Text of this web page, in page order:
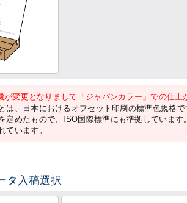
変更となりまして「ジャパンカラー」での仕上
は、日本におけるオフセット印刷の標準色規格
定めたもので、ISO国際標準にも準拠していま
ています。
タ入稿選択